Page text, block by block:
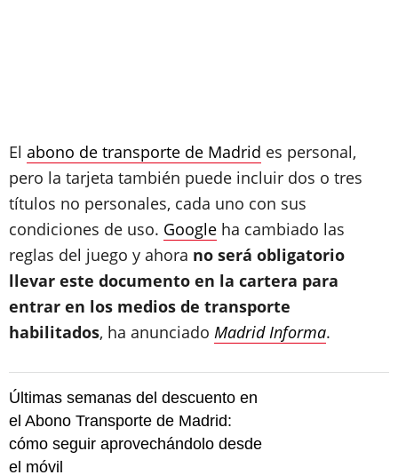
El abono de transporte de Madrid es personal,
pero la tarjeta también puede incluir dos o tres
títulos no personales, cada uno con sus
condiciones de uso. Google ha cambiado las
reglas del juego y ahora no será obligatorio
llevar este documento en la cartera para
entrar en los medios de transporte
habilitados, ha anunciado Madrid Informa.
Últimas semanas del descuento en
el Abono Transporte de Madrid:
cómo seguir aprovechándolo desde
el móvil